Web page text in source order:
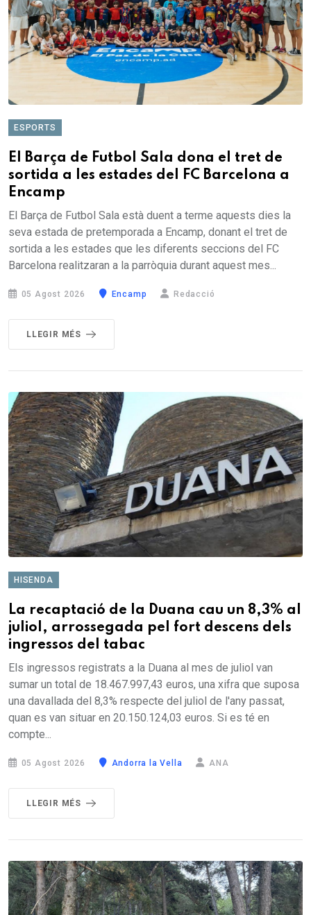
ESPORTS
El Barça de Futbol Sala dona el tret de
sortida a les estades del FC Barcelona a
Encamp
El Barça de Futbol Sala està duent a terme aquests dies la
seva estada de pretemporada a Encamp, donant el tret de
sortida a les estades que les diferents seccions del FC
Barcelona realitzaran a la parròquia durant aquest mes...
05 Agost 2026 Encamp Redacció
LLEGIR MÉS
HISENDA
La recaptació de la Duana cau un 8,3% al
juliol, arrossegada pel fort descens dels
ingressos del tabac
Els ingressos registrats a la Duana al mes de juliol van
sumar un total de 18.467.997,43 euros, una xifra que suposa
una davallada del 8,3% respecte del juliol de l'any passat,
quan es van situar en 20.150.124,03 euros. Si es té en
compte...
05 Agost 2026 Andorra la Vella ANA
LLEGIR MÉS